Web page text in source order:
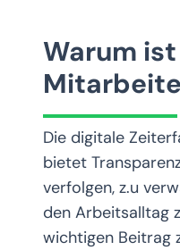
Warum
Die digitale
bietet
verfolgen, z.u
den Arbeitsalltag
wichtigen Beitrag